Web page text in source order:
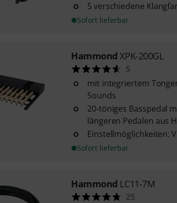
5 verschiedene
Sofort lieferbar
Hammond XPK-200GL
5
mit integriertem
Sounds
20-töniges Basspedal
längeren Pedalen aus
Einstellmöglichkeiten:
Sofort lieferbar
Hammond LC11-7M
25